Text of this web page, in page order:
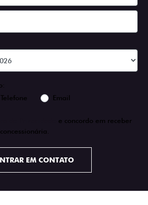
Telefone Email
e concordo em receber
EM CONTATO